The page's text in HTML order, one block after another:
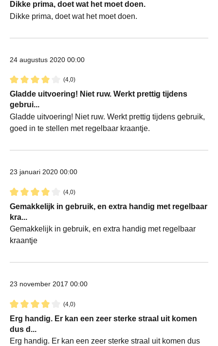
Dikke prima, doet wat het moet doen.
Dikke prima, doet wat het moet doen.
24 augustus 2020 00:00
(4,0)
Recensie met een waardering van 4 van de 5 sterren
Gladde uitvoering! Niet ruw. Werkt prettig tijdens
gebrui...
Gladde uitvoering! Niet ruw. Werkt prettig tijdens gebruik,
goed in te stellen met regelbaar kraantje.
23 januari 2020 00:00
(4,0)
Recensie met een waardering van 4 van de 5 sterren
Gemakkelijk in gebruik, en extra handig met regelbaar
kra...
Gemakkelijk in gebruik, en extra handig met regelbaar
kraantje
23 november 2017 00:00
(4,0)
Recensie met een waardering van 4 van de 5 sterren
Erg handig. Er kan een zeer sterke straal uit komen
dus d...
Erg handig. Er kan een zeer sterke straal uit komen dus